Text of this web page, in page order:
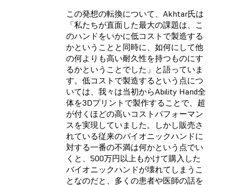
この発想の転換について、Akhtar氏は
「私たちが直面した最大の課題は、こ
のハンドをいかに低コストで製造する
かということと同時に、如何にして他
の何よりも高い耐久性を持つものにす
るかということでした」と語っていま
す。低コストで製造するという点につ
いては、我々は当初からAbility Hand全
体を3Dプリントで製作することで、超
が付くほどの高いコストパフォーマン
スを実現していました。しかし販売さ
れている従来のバイオニックハンドに
対する一番の不満は何かという点でい
くと、500万円以上もかけて購入した
バイオニックハンドが壊れてしまうこ
となのだと、多くの患者や医師の話を